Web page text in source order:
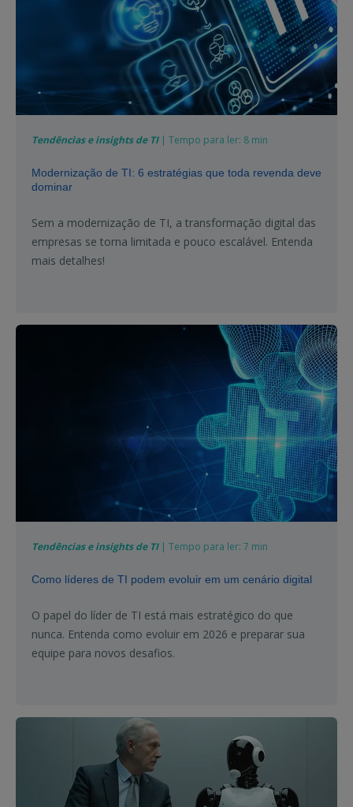
Tendências e insights de TI| Tempo para ler: 8 min
Modernização de TI: 6 estratégias que toda revenda deve
dominar
Sem a modernização de TI, a transformação digital das
empresas se torna limitada e pouco escalável. Entenda
mais detalhes!
Tendências e insights de TI| Tempo para ler: 7 min
Como líderes de TI podem evoluir em um cenário digital
O papel do líder de TI está mais estratégico do que
nunca. Entenda como evoluir em 2026 e preparar sua
equipe para novos desafios.